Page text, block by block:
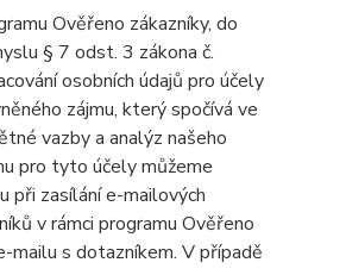
Ověřeno zákazníky, do
§ 7 odst. 3 zákona č.
osobních údajů pro účely
zájmu, který spočívá ve
vazby a analýz našeho
pro tyto účely můžeme
při zasílání e-mailových
v rámci programu Ověřeno
mailu s dotazníkem. V případě